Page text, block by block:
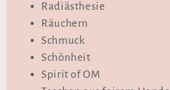
Radiästhesie
Räuchern
Schmuck
Schönheit
Spirit of OM